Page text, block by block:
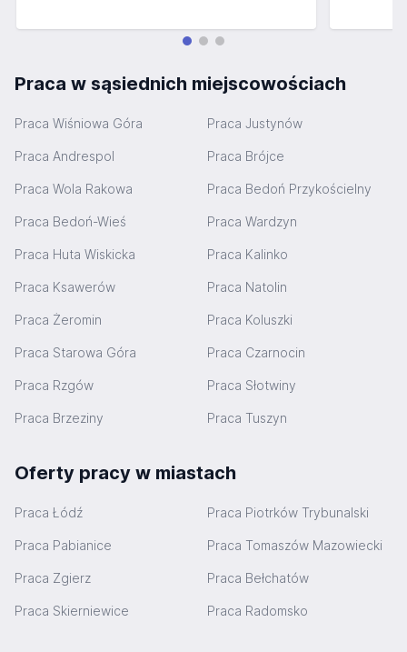
Praca w sąsiednich miejscowościach
Praca Wiśniowa Góra Praca Justynów
Praca Andrespol Praca Brójce
Praca Wola Rakowa Praca Bedoń Przykościelny
Praca Bedoń-Wieś Praca Wardzyn
Praca Huta Wiskicka Praca Kalinko
Praca Ksawerów Praca Natolin
Praca Żeromin Praca Koluszki
Praca Starowa Góra Praca Czarnocin
Praca Rzgów Praca Słotwiny
Praca Brzeziny Praca Tuszyn
Oferty pracy w miastach
Praca Łódź Praca Piotrków Trybunalski
Praca Pabianice Praca Tomaszów Mazowiecki
Praca Zgierz Praca Bełchatów
Praca Skierniewice Praca Radomsko